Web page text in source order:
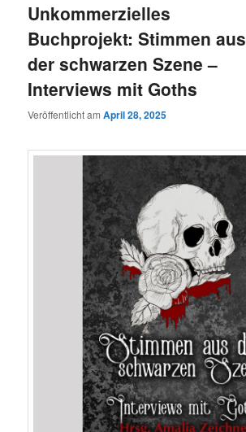
Unkommerzielles
Buchprojekt: Stimmen aus
der schwarzen Szene –
Interviews mit Goths
Veröffentlicht amApril 28, 2025